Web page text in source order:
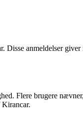
Disse anmeldelser
Flere brugere
Kirancar.